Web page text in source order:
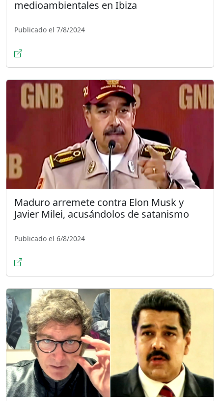
medioambientales en Ibiza
Publicado el 7/8/2024
Maduro arremete contra Elon Musk y
Javier Milei, acusándolos de satanismo
Publicado el 6/8/2024